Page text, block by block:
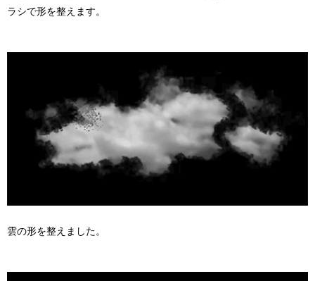
ラシで形を整えます。
雲の形を整えました。